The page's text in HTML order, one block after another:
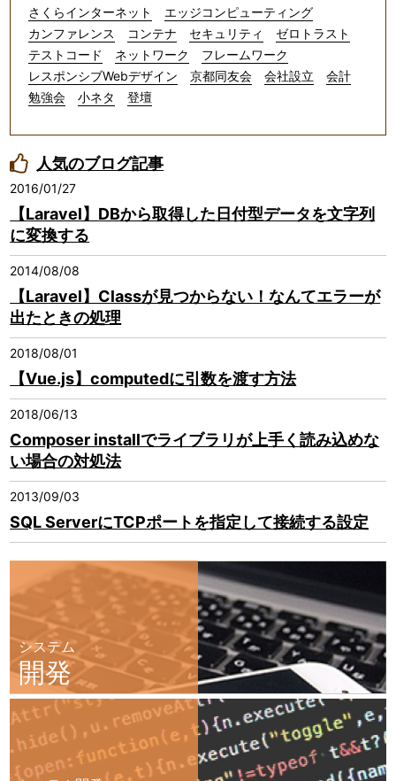
さくらインターネット
エッジコンピューティング
カンファレンス
コンテナ セキュリティ
ゼロトラスト
テストコード
ネットワーク
フレームワーク
レスポンシブWebデザイン
京都同友会 会社設立
会計
勉強会
小ネタ 登壇
人気のブログ記事
2016/01/27
【Laravel】DBから取得した日付型データを文字列
に変換する
2014/08/08
【Laravel】Classが見つからない！なんてエラーが
出たときの処理
2018/08/01
【Vue.js】computedに引数を渡す方法
2018/06/13
Composer installでライブラリが上手く読み込めな
い場合の対処法
2013/09/03
SQL ServerにTCPポートを指定して接続する設定
システム
開発